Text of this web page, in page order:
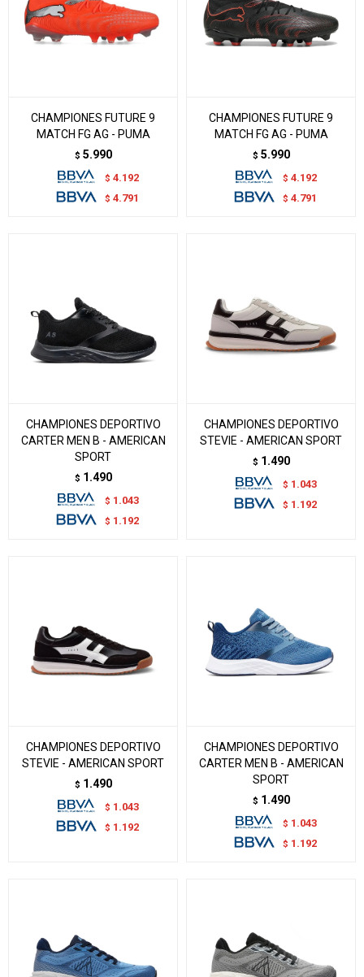
CHAMPIONES FUTURE 9
MATCH FG AG - PUMA
$ 5.990
$ 4.192
$ 4.791
CHAMPIONES FUTURE 9
MATCH FG AG - PUMA
$ 5.990
$ 4.192
$ 4.791
CHAMPIONES DEPORTIVO
CARTER MEN B - AMERICAN
SPORT
$ 1.490
$ 1.043
$ 1.192
CHAMPIONES DEPORTIVO
STEVIE - AMERICAN SPORT
$ 1.490
$ 1.043
$ 1.192
CHAMPIONES DEPORTIVO
STEVIE - AMERICAN SPORT
$ 1.490
$ 1.043
$ 1.192
CHAMPIONES DEPORTIVO
CARTER MEN B - AMERICAN
SPORT
$ 1.490
$ 1.043
$ 1.192